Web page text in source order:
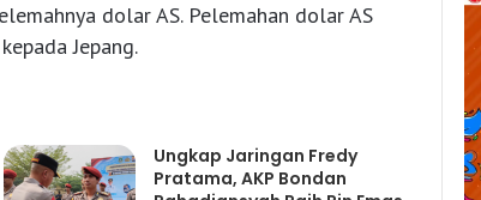
dolar AS. Pelemahan dolar AS
Jepang.
Ungkap Jaringan Fredy
Pratama, AKP Bondan